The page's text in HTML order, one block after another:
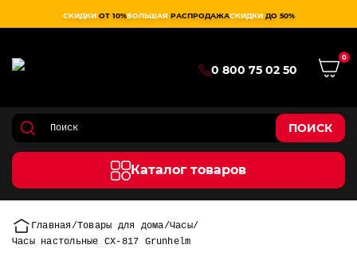
СКИДКИ ОТ 10%БОЛЬШАЯ РАСПРОДАЖАСКИДКИ ДО 50%
0 800 75 02 50
0
ПОИСК
Каталог товаров
Главная Товары для дома Часы
Часы настольные CX-817 Grunhelm